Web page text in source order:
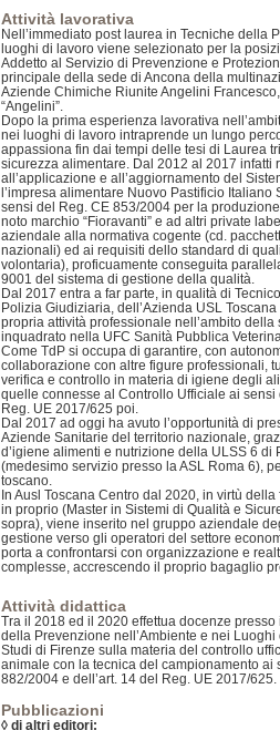
Attività lavorativa
Nell’immediato post laurea in Tecniche della
luoghi di lavoro viene selezionato per la
Addetto al Servizio di Prevenzione e
principale della sede di Ancona della
Aziende Chimiche Riunite Angelini
“Angelini”.
Dopo la prima esperienza lavorativa
nei luoghi di lavoro intraprende un lungo
appassiona fin dai tempi delle tesi di Laurea
sicurezza alimentare. Dal 2012 al 2017 infatti
all’applicazione e all’aggiornamento del
l’impresa alimentare Nuovo Pastificio
sensi del Reg. CE 853/2004 per la
noto marchio “Fioravanti” e ad altri private
aziendale alla normativa cogente (cd.
nazionali) ed ai requisiti dello standard di
volontaria), proficuamente conseguita
9001 del sistema di gestione della qualità.
Dal 2017 entra a far parte, in qualità di
Polizia Giudiziaria, dell’Azienda USL
propria attività professionale nell’ambito
inquadrato nella UFC Sanità Pubblica
Come TdP si occupa di garantire, con
collaborazione con altre figure professionali,
verifica e controllo in materia di igiene degli
quelle connesse al Controllo Ufficiale ai
Reg. UE 2017/625 poi.
Dal 2017 ad oggi ha avuto l’opportunità di
Aziende Sanitarie del territorio nazionale,
d’igiene alimenti e nutrizione della ULSS 6
(medesimo servizio presso la ASL Roma 6),
toscano.
In Ausl Toscana Centro dal 2020, in virtù
in proprio (Master in Sistemi di Qualità e
sopra), viene inserito nel gruppo aziendale
gestione verso gli operatori del settore
porta a confrontarsi con organizzazione e
complesse, accrescendo il proprio bagaglio
Attività didattica
Tra il 2018 ed il 2020 effettua docenze
della Prevenzione nell’Ambiente e nei
Studi di Firenze sulla materia del controllo
animale con la tecnica del campionamento ai
882/2004 e dell’art. 14 del Reg. UE 2017/625.
Pubblicazioni
◊ di altri editori: